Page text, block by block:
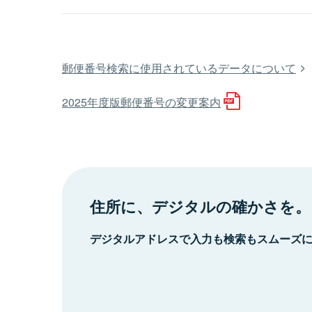
郵便番号検索に使用されているデータについて
2025年度版郵便番号の変更案内
住所に、デジタルの確かさを。
デジタルアドレスで入力も検索もスムーズ